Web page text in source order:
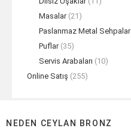
Masalar (21)
Paslanmaz Metal Sehpalar
Puflar (35)
Servis Arabaları (10)
Online Satış (255)
NEDEN CEYLAN BRONZ